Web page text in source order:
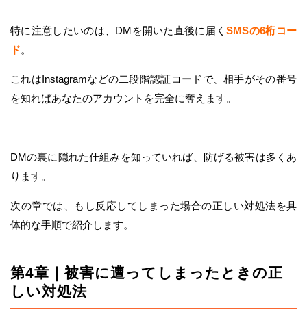
特に注意したいのは、DMを開いた直後に届くSMSの6桁コー
ド。
これはInstagramなどの二段階認証コードで、相手がその番号
を知ればあなたのアカウントを完全に奪えます。
DMの裏に隠れた仕組みを知っていれば、防げる被害は多くあ
ります。
次の章では、もし反応してしまった場合の正しい対処法を具
体的な手順で紹介します。
第4章｜被害に遭ってしまったときの正
しい対処法